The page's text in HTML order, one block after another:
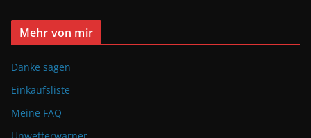
Mehr von mir
Danke sagen
Einkaufsliste
Meine FAQ